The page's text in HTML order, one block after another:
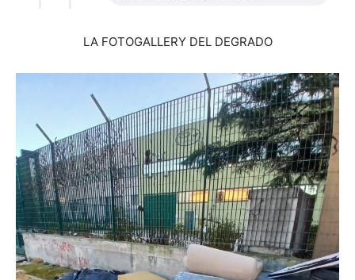
LA FOTOGALLERY DEL DEGRADO